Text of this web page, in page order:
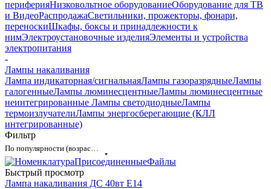
периферияНизковольтное оборудованиеОборудование для ТВ
и ВидеоРаспродажаСветильники, прожекторы, фонари,
переноскиШкафы, боксы и принадлежности к
нимЭлектроустановочные изделияЭлементы и устройства
электропитания
-
Лампы накаливания
Лампа индикаторная/сигнальнаяЛампы газоразрядныеЛампы
галогенныеЛампы люминесцентныеЛампы люминесцентные
неинтегрированные Лампы светодиодныеЛампы
термоизлучателиЛампы энергосберегающие (КЛЛ
интегрированные)
Фильтр
Быстрый просмотр
Лампа накаливания ДС 40вт Е14